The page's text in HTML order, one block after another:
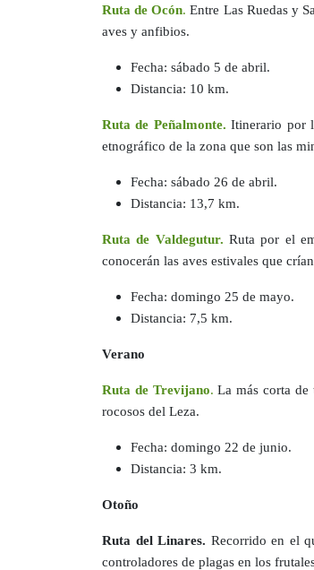
Ruta de Ocón. Entre Las Ruedas y
aves y anfibios.
Fecha: sábado 5 de abril.
Distancia: 10 km.
Ruta de Peñalmonte. Itinerario por
etnográfico de la zona que son las
Fecha: sábado 26 de abril.
Distancia: 13,7 km.
Ruta de Valdegutur. Ruta por el
conocerán las aves estivales que
Fecha: domingo 25 de mayo.
Distancia: 7,5 km.
Verano
Ruta de Trevijano. La más corta de
rocosos del Leza.
Fecha: domingo 22 de junio.
Distancia: 3 km.
Otoño
Ruta del Linares. Recorrido en el
controladores de plagas en los